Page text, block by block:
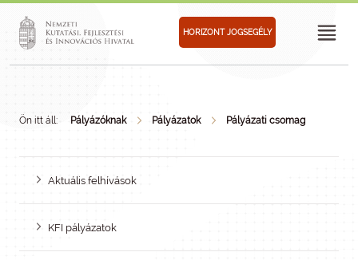
HORIZONT JOGSEGÉLY
Ön itt áll: Pályázóknak Pályázatok Pályázati csomag
Aktuális felhívások
KFI pályázatok